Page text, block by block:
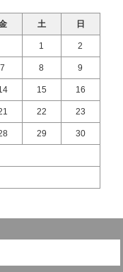
土 日
1 2
7 8 9
15 16
22 23
29 30